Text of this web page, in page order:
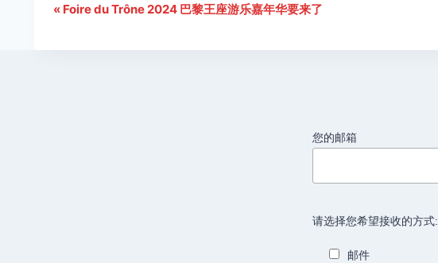
活
« Foire du Trône 2024 巴黎王座游乐嘉年华要来了
您的邮箱
请选择您希望接收的方式:
邮件